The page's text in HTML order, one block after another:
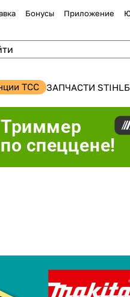
Бонусы Приложение
TCC ЗАПЧАСТИ STIHL
на части